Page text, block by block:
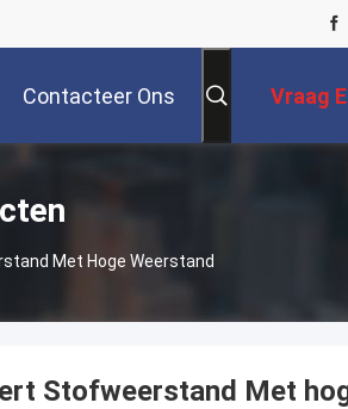
Contacteer Ons Vraag
Met Hoge Weerstand
Stofweerstand Met